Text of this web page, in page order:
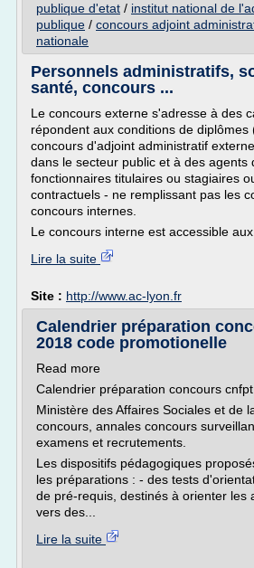
publique d'etat / institut national de
publique / concours adjoint
nationale
Personnels administratifs,
santé, concours ...
Le concours externe s'adresse à des
répondent aux conditions de diplômes
concours d'adjoint administratif
dans le secteur public et à des agents
fonctionnaires titulaires ou stagiaires
contractuels - ne remplissant pas les
concours internes.
Le concours interne est accessible
Lire la suite
Site : http://www.ac-lyon.fr
Calendrier préparation
2018 code promotionelle
Read more
Calendrier préparation concours
Ministère des Affaires Sociales et de
concours, annales concours
examens et recrutements.
Les dispositifs pédagogiques
les préparations : - des tests
de pré-requis, destinés à orienter les
vers des...
Lire la suite